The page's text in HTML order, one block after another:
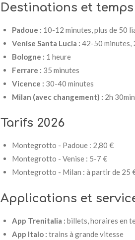
Destinations et temps
Padoue : 10-12 minutes, plus de 50
Venise Santa Lucia : 42-50 minutes,
Bologne : 1 heure
Ferrare : 35 minutes
Vicence : 30-40 minutes
Milan (avec changement) : 2h
Tarifs 2026
Montegrotto - Padoue : 2,80 €
Montegrotto - Venise : 5-7 €
Montegrotto - Milan : à partir de 25
Applications et
App Trenitalia : billets, horaires en
App Italo : trains à grande vitesse